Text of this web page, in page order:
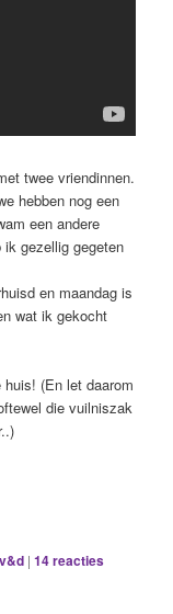
twee vriendinnen.
hebben nog een
een andere
gezellig gegeten
en maandag is
wat ik gekocht
(En let daarom
die vuilniszak
v&d |14reacties